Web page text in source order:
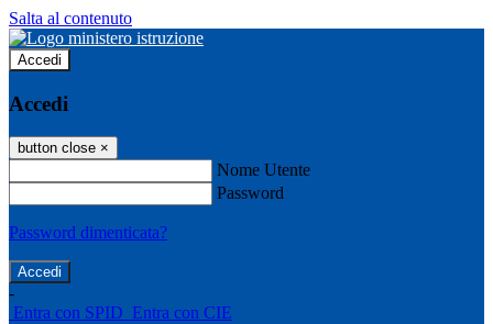
Salta al contenuto
Accedi
Accedi
button close ×
Nome Utente
Password
Password dimenticata?
-
Entra con SPID Entra con CIE